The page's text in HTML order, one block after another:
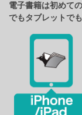
電子書籍は初めて
でもタブレットで